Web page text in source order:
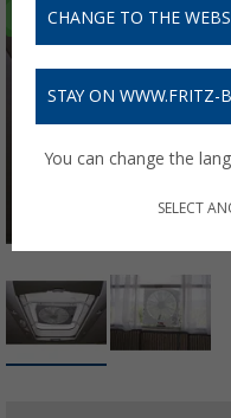
CHANGE TO THE
STAY ON WWW.FRITZ-
You can change the
SELECT